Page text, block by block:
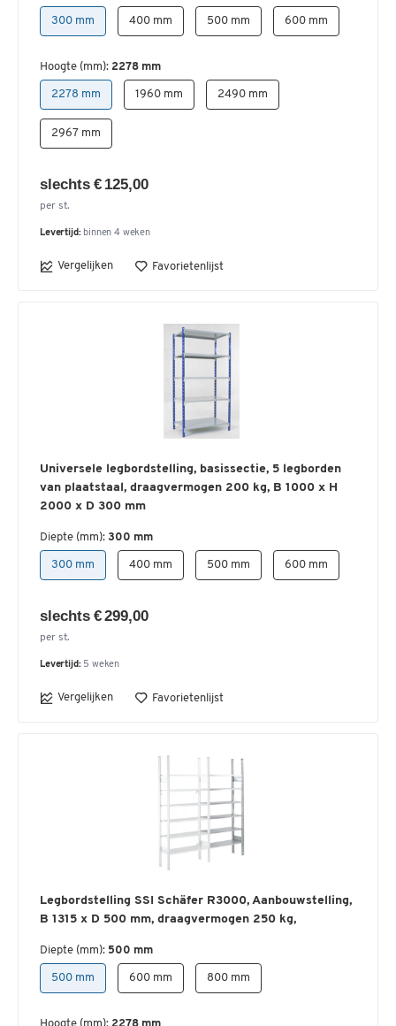
300 mm 400 mm 500 mm 600 mm
Hoogte (mm): 2278 mm
2278 mm 1960 mm 2490 mm
2967 mm
slechts € 125,00
per st.
Levertijd: binnen 4 weken
Vergelijken Favorietenlijst
Universele legbordstelling, basissectie, 5 legborden
van plaatstaal, draagvermogen 200 kg, B 1000 x H
2000 x D 300 mm
Diepte (mm): 300 mm
300 mm 400 mm 500 mm 600 mm
slechts € 299,00
per st.
Levertijd: 5 weken
Vergelijken Favorietenlijst
Legbordstelling SSI Schäfer R3000, Aanbouwstelling,
B 1315 x D 500 mm, draagvermogen 250 kg,
Diepte (mm): 500 mm
500 mm 600 mm 800 mm